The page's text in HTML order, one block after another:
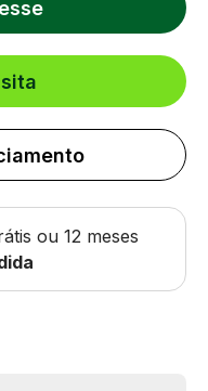
ou 12 meses